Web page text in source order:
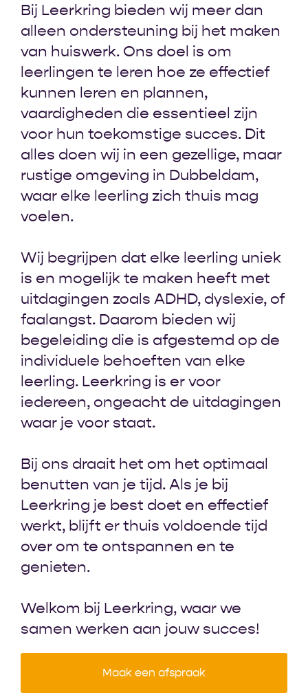
Bij Leerkring bieden wij meer dan
alleen ondersteuning bij het maken
van huiswerk. Ons doel is om
leerlingen te leren hoe ze effectief
kunnen leren en plannen,
vaardigheden die essentieel zijn
voor hun toekomstige succes. Dit
alles doen wij in een gezellige, maar
rustige omgeving in Dubbeldam,
waar elke leerling zich thuis mag
voelen.
Wij begrijpen dat elke leerling uniek
is en mogelijk te maken heeft met
uitdagingen zoals ADHD, dyslexie, of
faalangst. Daarom bieden wij
begeleiding die is afgestemd op de
individuele behoeften van elke
leerling. Leerkring is er voor
iedereen, ongeacht de uitdagingen
waar je voor staat.
Bij ons draait het om het optimaal
benutten van je tijd. Als je bij
Leerkring je best doet en effectief
werkt, blijft er thuis voldoende tijd
over om te ontspannen en te
genieten.
Welkom bij Leerkring, waar we
samen werken aan jouw succes!
Maak een afspraak